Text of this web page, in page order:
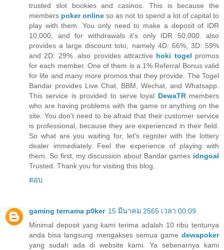
trusted slot bookies and casinos. This is because the
members poker online so as not to spend a lot of capital to
play with them. You only need to make a deposit of IDR
10,000, and for withdrawals it's only IDR 50,000. also
provides a large discount toto, namely 4D: 66%, 3D: 59%
and 2D: 29%. also provides attractive hoki togel promos
for each member. One of them is a 1% Referral Bonus valid
for life and many more promos that they provide. The Togel
Bandar provides Live Chat, BBM, Wechat, and Whatsapp.
This service is provided to serve loyal DewaTRmembers
who are having problems with the game or anything on the
site. You don't need to be afraid that their customer service
is professional, because they are experienced in their field.
So what are you waiting for, let's register with the lottery
dealer immediately. Feel the experience of playing with
them. So first, my discussion about Bandar games idngoal
Trusted. Thank you for visiting this blog.
ตอบ
gaming ternama p0ker 15 มีนาคม 2565 เวลา 00:09
Minimal deposit yang kami terima adalah 10 ribu tentunya
anda bisa langsung mengakses semua game dewapoker
yang sudah ada di website kami. Ya sebenarnya kami